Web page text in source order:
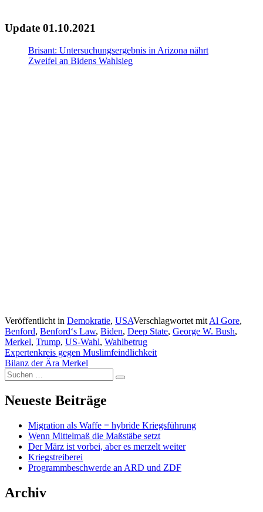
Update 01.10.2021
Brisant: Untersuchungsergebnis in Arizona nährt
Zweifel an Bidens Wahlsieg
Veröffentlicht in Demokratie, USAVerschlagwortet mitAl Gore,
Benford, Benford‘s Law, Biden, Deep State, George W. Bush,
Merkel, Trump, US-Wahl, Wahlbetrug
Beitragsnavigation
Expertenkreis gegen Muslimfeindlichkeit
Bilanz der Ära Merkel
Suchen
nach:
Suchen
Neueste Beiträge
Migration als Waffe = hybride Kriegsführung
Wenn Mittelmaß die Maßstäbe setzt
Der März ist vorbei, aber es merzelt weiter
Kriegstreiberei
Programmbeschwerde an ARD und ZDF
Archiv